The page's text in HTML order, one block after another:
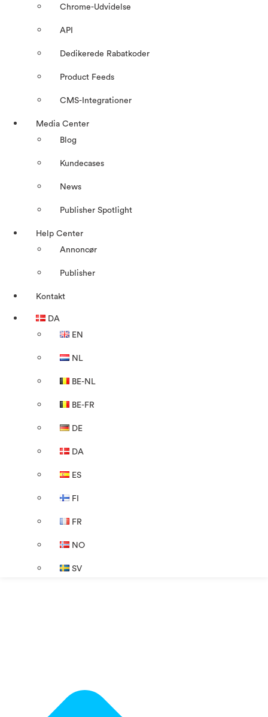
Chrome-Udvidelse
API
Dedikerede Rabatkoder
Product Feeds
CMS-Integrationer
Media Center
Blog
Kundecases
News
Publisher Spotlight
Help Center
Annoncør
Publisher
Kontakt
DA
EN
NL
BE-NL
BE-FR
DE
DA
ES
FI
FR
NO
SV